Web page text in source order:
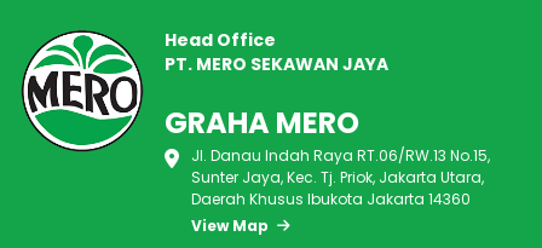
Head Office
PT. MERO SEKAWAN JAYA
GRAHA MERO
Jl. Danau Indah Raya RT.06/RW.13 No.15,
Sunter Jaya, Kec. Tj. Priok, Jakarta Utara,
Daerah Khusus Ibukota Jakarta 14360
View Map